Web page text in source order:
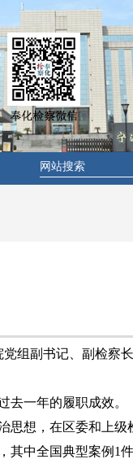
组副书记、副检察
去一年的履职成效。
思想，在区委和上级
其中全国典型案例1